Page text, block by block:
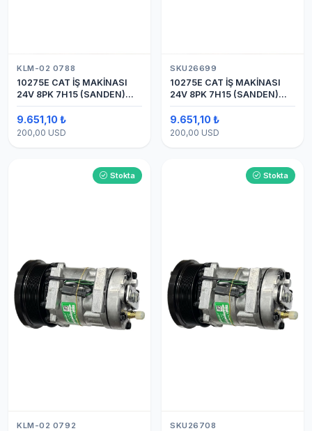
KLM-02 0788
10275E CAT İŞ MAKİNASI
24V 8PK 7H15 (SANDEN)
BLOK
9.651,10 ₺
200,00 USD
SKU26699
10275E CAT İŞ MAKİNASI
24V 8PK 7H15 (SANDEN)
BLOK SAPLAMALI KLİMA
KOMPRESÖRÜ
9.651,10 ₺
200,00 USD
Stokta
KLM-02 0792
Stokta
SKU26708